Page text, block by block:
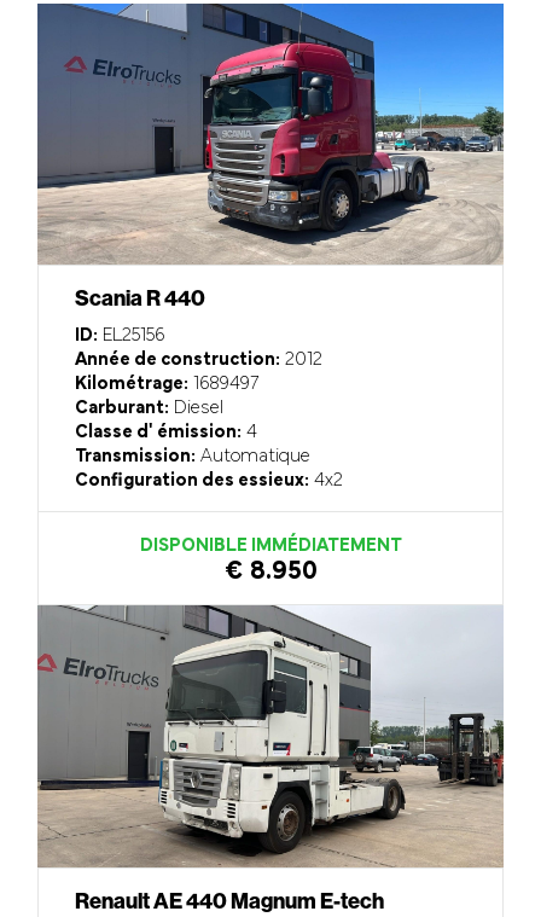
Scania R 440
ID: EL25156
Année de construction: 2012
Kilométrage: 1689497
Carburant: Diesel
Classe d' émission: 4
Transmission: Automatique
Configuration des essieux: 4x2
DISPONIBLE IMMÉDIATEMENT
€ 8.950
Renault AE 440 Magnum E-tech